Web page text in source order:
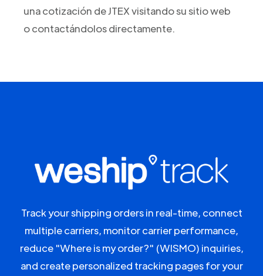
una cotización de JTEX visitando su sitio web
o contactándolos directamente.
Track your shipping orders in real-time, connect
multiple carriers, monitor carrier performance,
reduce "Where is my order?" (WISMO) inquiries,
and create personalized tracking pages for your